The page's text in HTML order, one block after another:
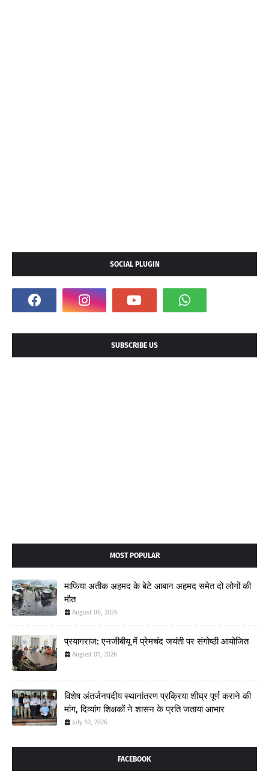
SOCIAL PLUGIN
SUBSCRIBE US
MOST POPULAR
माफिया अतीक अहमद के बेटे आबान अहमद समेत दो लोगों की
मौत
August 06, 2026
प्रयागराज: एनजीबीयू में प्रेमचंद जयंती पर संगोष्ठी आयोजित
August 01, 2026
विशेष अंतर्जनपदीय स्थानांतरण प्रक्रिया शीघ्र पूर्ण कराने की
मांग, दिव्यांग शिक्षकों ने शासन के प्रति जताया आभार
July 10, 2026
FACEBOOK